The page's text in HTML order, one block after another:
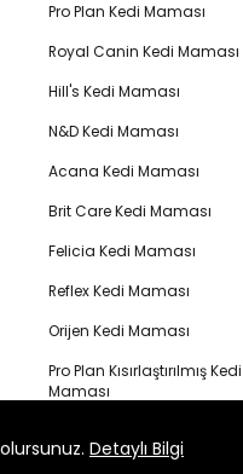
Pro Plan Kedi Maması
Royal Canin Kedi Maması
Hill's Kedi Maması
N&D Kedi Maması
Acana Kedi Maması
Brit Care Kedi Maması
Felicia Kedi Maması
Reflex Kedi Maması
Orijen Kedi Maması
Pro Plan Kısırlaştırılmış Kedi
Maması
Kedi Maması
Detaylı Bilgi